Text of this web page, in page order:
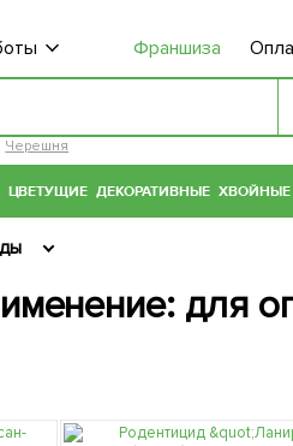
Франшиза
Черешня
ЦВЕТУЩИЕ ДЕКОРАТИВНЫЕ ХВОЙНЫЕ
для